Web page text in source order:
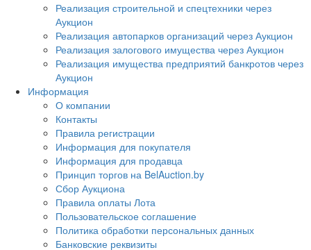
Реализация строительной и спецтехники через
Аукцион
Реализация автопарков организаций через Аукцион
Реализация залогового имущества через Аукцион
Реализация имущества предприятий банкротов через
Аукцион
Информация
О компании
Контакты
Правила регистрации
Информация для покупателя
Информация для продавца
Принцип торгов на BelAuction.by
Сбор Аукциона
Правила оплаты Лота
Пользовательское соглашение
Политика обработки персональных данных
Банковские реквизиты